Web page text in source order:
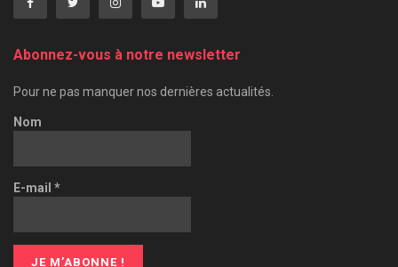
Abonnez-vous à notre newsletter
Pour ne pas manquer nos dernières actualités.
Nom
E-mail *